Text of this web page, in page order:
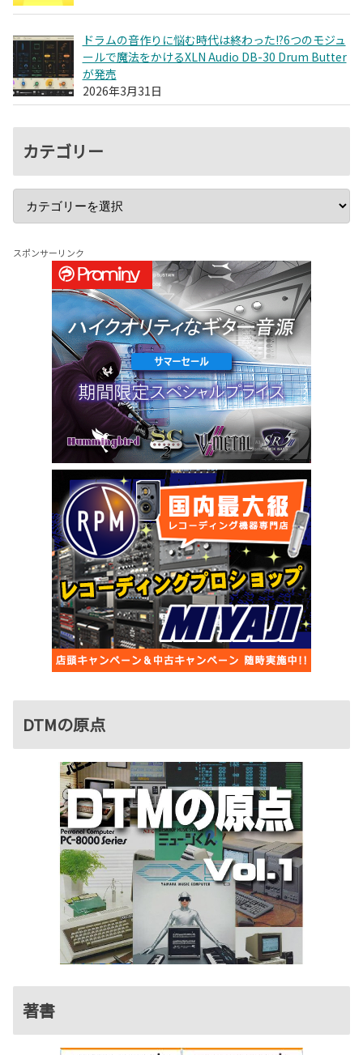
ドラムの音作りに悩む時代は終わった!?6つのモジュ
ールで魔法をかけるXLN Audio DB-30 Drum Butter
が発売
2026年3月31日
カテゴリー
スポンサーリンク
DTMの原点
著書